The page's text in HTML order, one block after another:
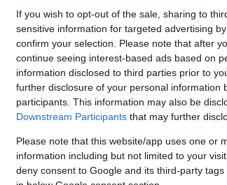
If you wish to opt-out of the sale, sharing to
sensitive information for targeted advertising
confirm your selection. Please note that after
continue seeing interest-based ads based on
information disclosed to third parties prior to
further disclosure of your personal information
participants. This information may also be
Downstream Participants that may further
Please note that this website/app uses one or
information including but not limited to your
deny consent to Google and its third-party
Doc
dessert dal sapore dolce e delicato,
pasticceria secca della tradizione
benissimo a qualunque dessert.
in coppe,
di circa 8°-10° C.